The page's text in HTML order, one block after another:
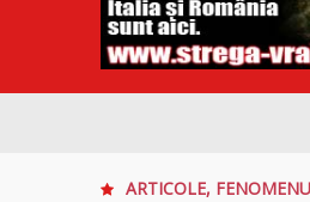
ARTICOLE,